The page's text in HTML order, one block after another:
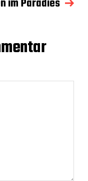
im Paradies